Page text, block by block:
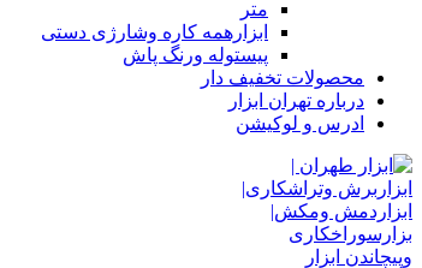
متر
ابزارهمه کاره وشارژی دستی
پیستوله ورنگ پاش
محصولات تخفیف دار
درباره تهران ابزار
ادرس و لوکیشن